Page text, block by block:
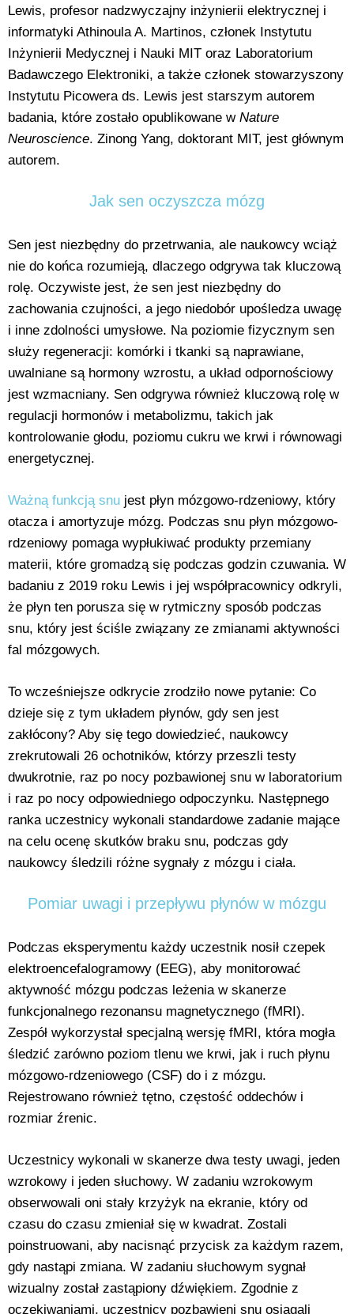
Lewis, profesor nadzwyczajny inżynierii elektrycznej i
informatyki Athinoula A. Martinos, członek Instytutu
Inżynierii Medycznej i Nauki MIT oraz Laboratorium
Badawczego Elektroniki, a także członek stowarzyszony
Instytutu Picowera ds. Lewis jest starszym autorem
badania, które zostało opublikowane w Nature
Neuroscience. Zinong Yang, doktorant MIT, jest głównym
autorem.
Jak sen oczyszcza mózg
Sen jest niezbędny do przetrwania, ale naukowcy wciąż
nie do końca rozumieją, dlaczego odgrywa tak kluczową
rolę. Oczywiste jest, że sen jest niezbędny do
zachowania czujności, a jego niedobór upośledza uwagę
i inne zdolności umysłowe. Na poziomie fizycznym sen
służy regeneracji: komórki i tkanki są naprawiane,
uwalniane są hormony wzrostu, a układ odpornościowy
jest wzmacniany. Sen odgrywa również kluczową rolę w
regulacji hormonów i metabolizmu, takich jak
kontrolowanie głodu, poziomu cukru we krwi i równowagi
energetycznej.
Ważną funkcją snu jest płyn mózgowo-rdzeniowy, który
otacza i amortyzuje mózg. Podczas snu płyn mózgowo-
rdzeniowy pomaga wypłukiwać produkty przemiany
materii, które gromadzą się podczas godzin czuwania. W
badaniu z 2019 roku Lewis i jej współpracownicy odkryli,
że płyn ten porusza się w rytmiczny sposób podczas
snu, który jest ściśle związany ze zmianami aktywności
fal mózgowych.
To wcześniejsze odkrycie zrodziło nowe pytanie: Co
dzieje się z tym układem płynów, gdy sen jest
zakłócony? Aby się tego dowiedzieć, naukowcy
zrekrutowali 26 ochotników, którzy przeszli testy
dwukrotnie, raz po nocy pozbawionej snu w laboratorium
i raz po nocy odpowiedniego odpoczynku. Następnego
ranka uczestnicy wykonali standardowe zadanie mające
na celu ocenę skutków braku snu, podczas gdy
naukowcy śledzili różne sygnały z mózgu i ciała.
Pomiar uwagi i przepływu płynów w mózgu
Podczas eksperymentu każdy uczestnik nosił czepek
elektroencefalogramowy (EEG), aby monitorować
aktywność mózgu podczas leżenia w skanerze
funkcjonalnego rezonansu magnetycznego (fMRI).
Zespół wykorzystał specjalną wersję fMRI, która mogła
śledzić zarówno poziom tlenu we krwi, jak i ruch płynu
mózgowo-rdzeniowego (CSF) do i z mózgu.
Rejestrowano również tętno, częstość oddechów i
rozmiar źrenic.
Uczestnicy wykonali w skanerze dwa testy uwagi, jeden
wzrokowy i jeden słuchowy. W zadaniu wzrokowym
obserwowali oni stały krzyżyk na ekranie, który od
czasu do czasu zmieniał się w kwadrat. Zostali
poinstruowani, aby nacisnąć przycisk za każdym razem,
gdy nastąpi zmiana. W zadaniu słuchowym sygnał
wizualny został zastąpiony dźwiękiem. Zgodnie z
oczekiwaniami, uczestnicy pozbawieni snu osiągali